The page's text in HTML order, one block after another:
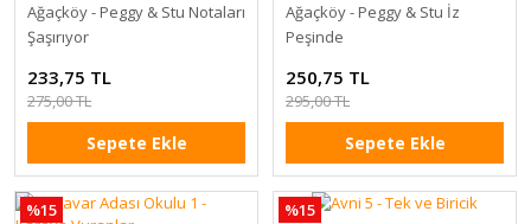
Ağaçköy - Peggy & Stu Notaları
Şaşırıyor
233,75 TL
275,00 TL
Sepete Ekle
Ağaçköy - Peggy & Stu İz
Peşinde
250,75 TL
295,00 TL
Sepete Ekle
%15 %15